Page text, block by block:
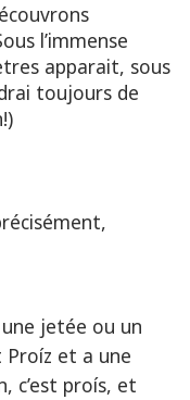
l’immense
apparait, sous
toujours de
jetée ou un
Proíz et a une
c’est proís, et